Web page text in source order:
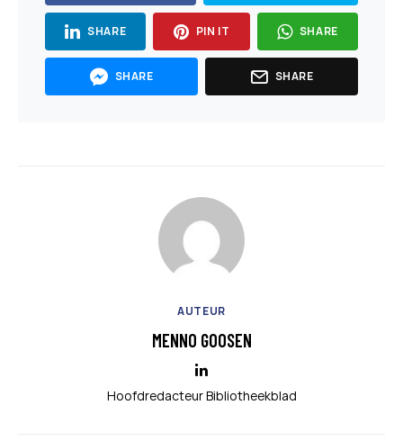
SHARE PIN IT SHARE
SHARE SHARE
AUTEUR
MENNO GOOSEN
Hoofdredacteur Bibliotheekblad